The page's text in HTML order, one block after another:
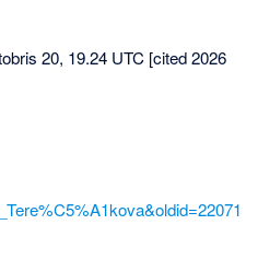
20, 19.24 UTC [cited 2026